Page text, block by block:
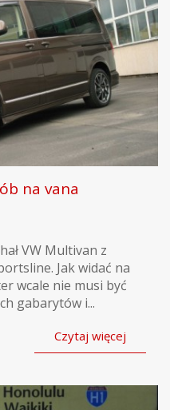
na vana
VW Multivan z
Jak widać na
wcale nie musi być
gabarytów i...
Czytaj więcej